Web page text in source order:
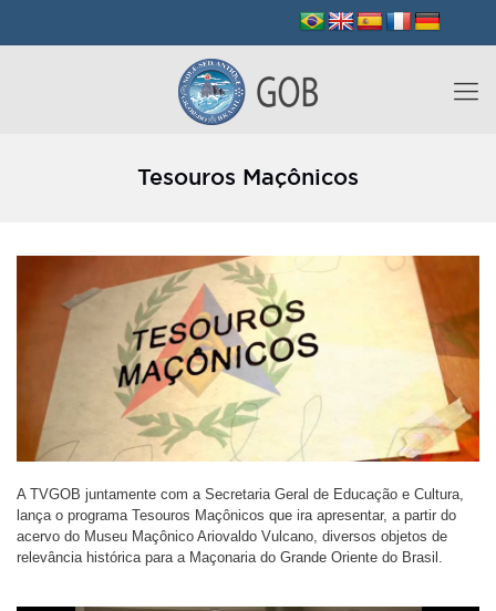
Tesouros Maçônicos
A TVGOB juntamente com a Secretaria Geral de Educação e Cultura,
lança o programa Tesouros Maçônicos que ira apresentar, a partir do
acervo do Museu Maçônico Ariovaldo Vulcano, diversos objetos de
relevância histórica para a Maçonaria do Grande Oriente do Brasil.